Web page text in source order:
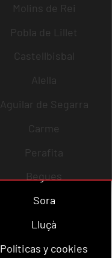
Molins de Rei
Pobla de Lillet
Castellbisbal
Alella
Aguilar de Segarra
Carme
Perafita
Begues
Sora
Lluçà
Políticas y cookies